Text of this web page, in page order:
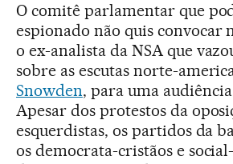
O comitê parlamentar que
espionado não quis convocar
o ex-analista da NSA que
sobre as escutas norte-
Snowden, para uma
Apesar dos protestos da
esquerdistas, os partidos da
os democrata-cristãos e